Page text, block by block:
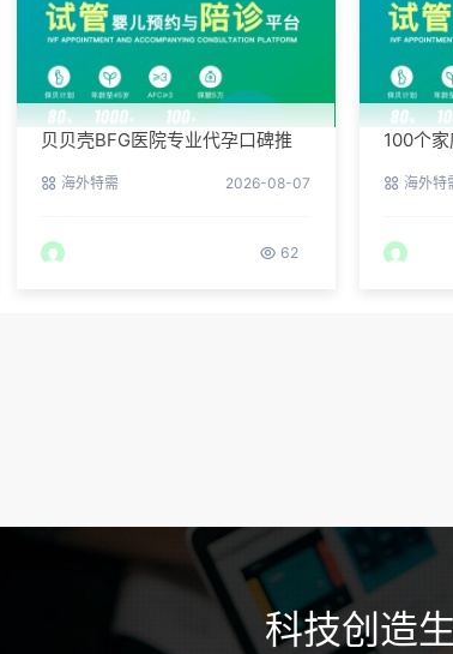
贝贝壳BFG医院专业代孕口碑推
海外特需 2026-08-07
62
100个
海外特
科技创造